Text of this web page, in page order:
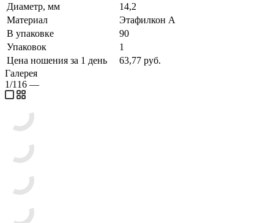
Диаметр, мм
14,2
Материал
Этафилкон А
В упаковке
90
Упаковок
1
Цена ношения за 1 день
63,77 руб.
Галерея
1/116 —